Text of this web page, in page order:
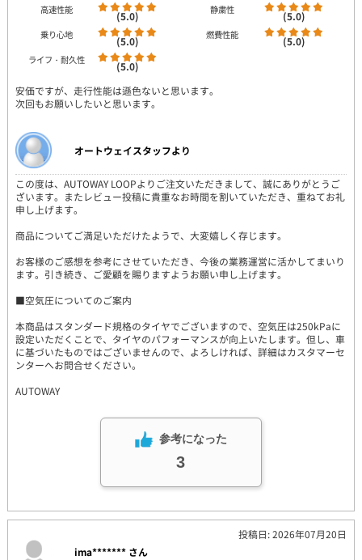
高速性能 (5.0) 静粛性 (5.0)
乗り心地 (5.0) 燃費性能 (5.0)
ライフ・耐久性
(5.0)
安価ですが、走行性能は遜色ないと思います。
次回もお願いしたいと思います。
オートウェイスタッフより
この度は、AUTOWAY LOOPよりご注文いただきまして、誠にありがとうご
ざいます。またレビュー投稿に貴重なお時間を割いていただき、重ねてお礼
申し上げます。
商品についてご満足いただけたようで、大変嬉しく存じます。
お客様のご感想を参考にさせていただき、今後の業務運営に活かしてまいり
ます。引き続き、ご愛顧を賜りますようお願い申し上げます。
■空気圧についてのご案内
本商品はスタンダード規格のタイヤでございますので、空気圧は250kPaに
設定いただくことで、タイヤのパフォーマンスが向上いたします。但し、車
に基づいたものではございませんので、よろしければ、詳細はカスタマーセ
ンターへお問合せください。
AUTOWAY
参考になった
3
投稿日: 2026年07月20日
ima******* さん